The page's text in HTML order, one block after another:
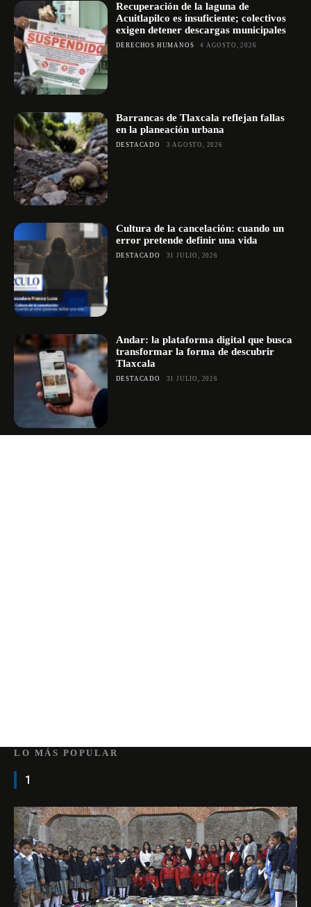
Recuperación de la laguna de
Acuitlapilco es insuficiente; colectivos
exigen detener descargas municipales
DERECHOS HUMANOS 4 AGOSTO, 2026
Barrancas de Tlaxcala reflejan fallas
en la planeación urbana
DESTACADO 3 AGOSTO, 2026
Cultura de la cancelación: cuando un
error pretende definir una vida
DESTACADO 31 JULIO, 2026
Andar: la plataforma digital que busca
transformar la forma de descubrir
Tlaxcala
DESTACADO 31 JULIO, 2026
LO MÁS POPULAR
1